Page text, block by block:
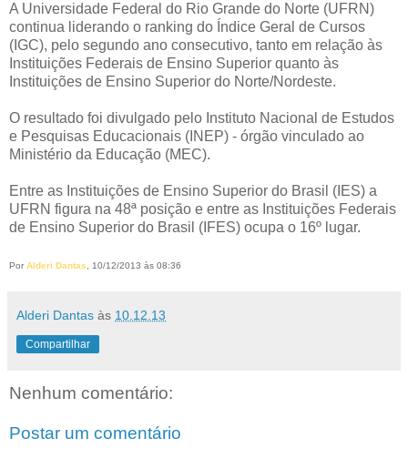
A Universidade Federal do Rio Grande do Norte (UFRN)
continua liderando o ranking do Índice Geral de Cursos
(IGC), pelo segundo ano consecutivo, tanto em relação às
Instituições Federais de Ensino Superior quanto às
Instituições de Ensino Superior do Norte/Nordeste.
O resultado foi divulgado pelo Instituto Nacional de Estudos
e Pesquisas Educacionais (INEP) - órgão vinculado ao
Ministério da Educação (MEC).
Entre as Instituições de Ensino Superior do Brasil (IES) a
UFRN figura na 48ª posição e entre as Instituições Federais
de Ensino Superior do Brasil (IFES) ocupa o 16º lugar.
Por Alderi Dantas, 10/12/2013 às 08:36
Alderi Dantas às 10.12.13
Compartilhar
Nenhum comentário:
Postar um comentário